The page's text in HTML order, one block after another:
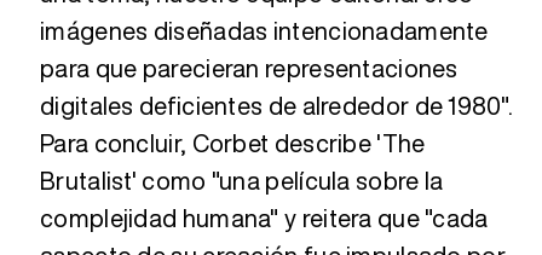
imágenes diseñadas intencionadamente
para que parecieran representaciones
digitales deficientes de alrededor de 1980".
Para concluir, Corbet describe 'The
Brutalist' como "una película sobre la
complejidad humana" y reitera que "cada